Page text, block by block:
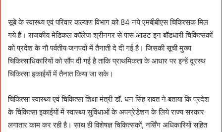
सूबे के स्वास्थ्य एवं परिवार कल्याण विभाग को 84 नये एमबीबीएस चिकित्सक मिल
गये हैं। राजकीय मेडिकल कॉलेज श्रीनगर से पास आउट इन बॉडधारी चिकित्सकों
को प्रदेश के नौ पर्वतीय जनपदों में तैनाती दे दी गई है। जिसकी सूची मुख्य
चिकित्साधिकारियों को सौंप दी गई है ताकि प्राथमिकता के आधार पर इन्हें दूरस्थ
चिकित्सा इकाईयों में तैनात किया जा सके।
चिकित्सा स्वास्थ्य एवं चिकित्सा शिक्षा मंत्री डॉ. धन सिंह रावत ने बताया कि प्रदेश
के चिकित्सा इकाईयों में स्वास्थ्य सुविधाओं के अपग्रेडेशन के लिये राज्य सरकार
लगातार काम कर रही है। साथ ही विशेषज्ञ चिकित्सकों, नर्सिंग अधिकारियों सहित